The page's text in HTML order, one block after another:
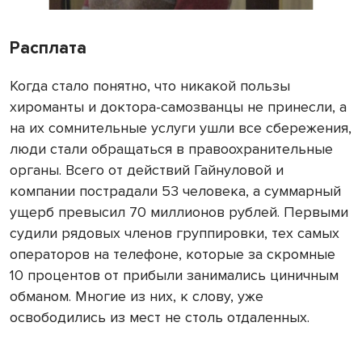
Расплата
Когда стало понятно, что никакой пользы
хироманты и доктора-самозванцы не принесли, а
на их сомнительные услуги ушли все сбережения,
люди стали обращаться в правоохранительные
органы. Всего от действий Гайнуловой и
компании пострадали 53 человека, а суммарный
ущерб превысил 70 миллионов рублей. Первыми
судили рядовых членов группировки, тех самых
операторов на телефоне, которые за скромные
10 процентов от прибыли занимались циничным
обманом. Многие из них, к слову, уже
освободились из мест не столь отдаленных.